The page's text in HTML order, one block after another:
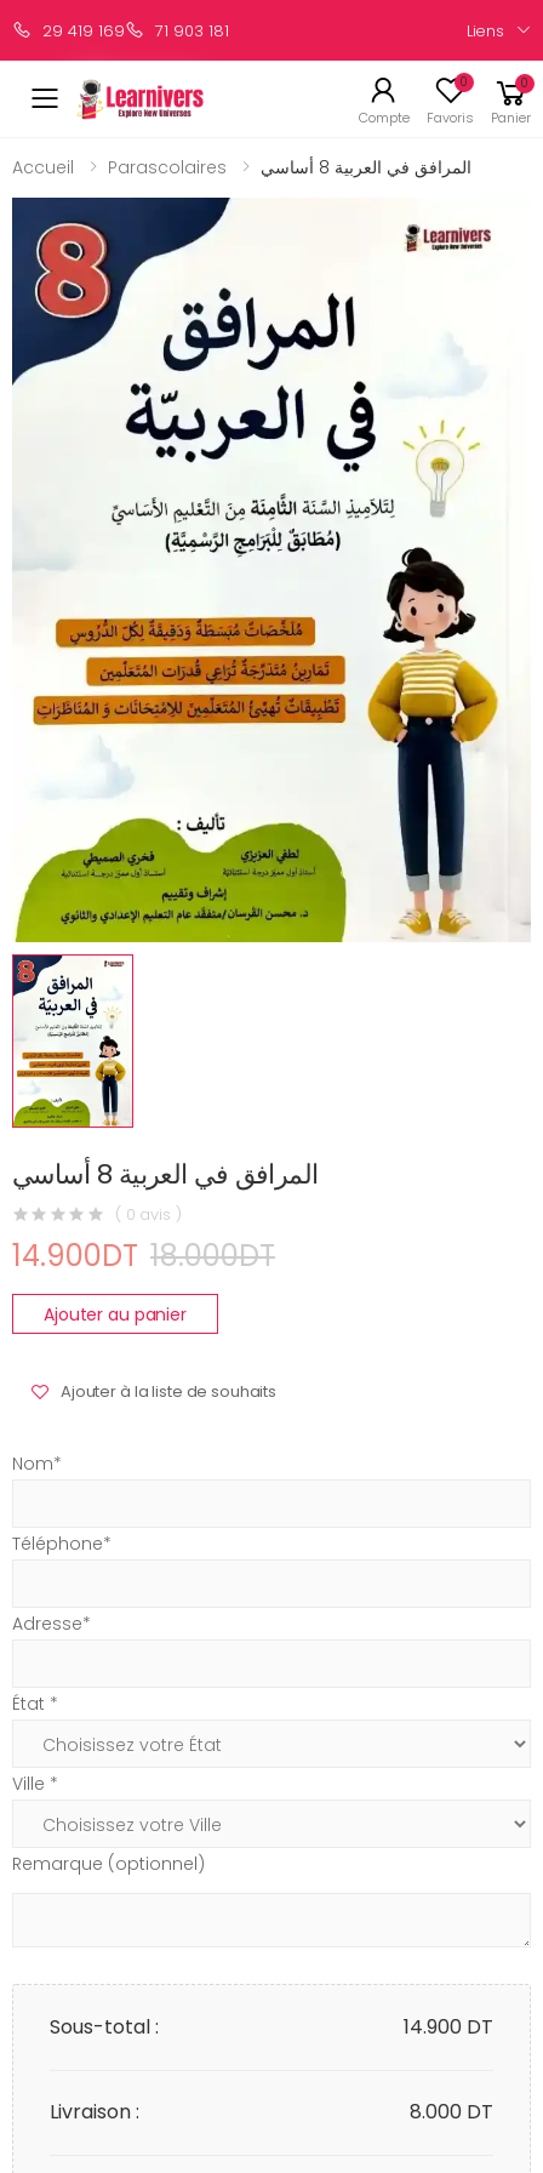
29 419 169 71 903 181 Liens
Compte
0
Favoris
0
Panier
Accueil Parascolaires المرافق في العربية 8 أساسي
المرافق في العربية 8 أساسي
( 0 avis )
14.900DT 18.000DT
Ajouter au panier
Ajouter à la liste de souhaits
Nom*
Téléphone*
Adresse*
État *
Ville *
Remarque (optionnel)
Sous-total : 14.900 DT
Livraison : 8.000 DT